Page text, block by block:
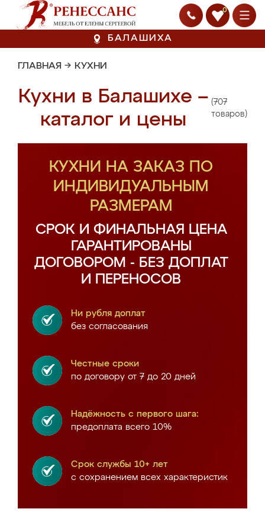
0
БАЛАШИХА
ГЛАВНАЯ → КУХНИ
Кухни в Балашихе –
каталог и цены
(707
товаров)
КУХНИ НА ЗАКАЗ ПО
ИНДИВИДУАЛЬНЫМ
РАЗМЕРАМ
СРОК И ФИНАЛЬНАЯ ЦЕНА
ГАРАНТИРОВАНЫ
ДОГОВОРОМ - БЕЗ ДОПЛАТ
И ПЕРЕНОСОВ
Ни рубля доплат
без согласования
Честные сроки
по договору от 7 до 20 дней
Надёжность с первого шага:
предоплата всего 10%
Срок службы 10+ лет
с сохранением всех характеристик